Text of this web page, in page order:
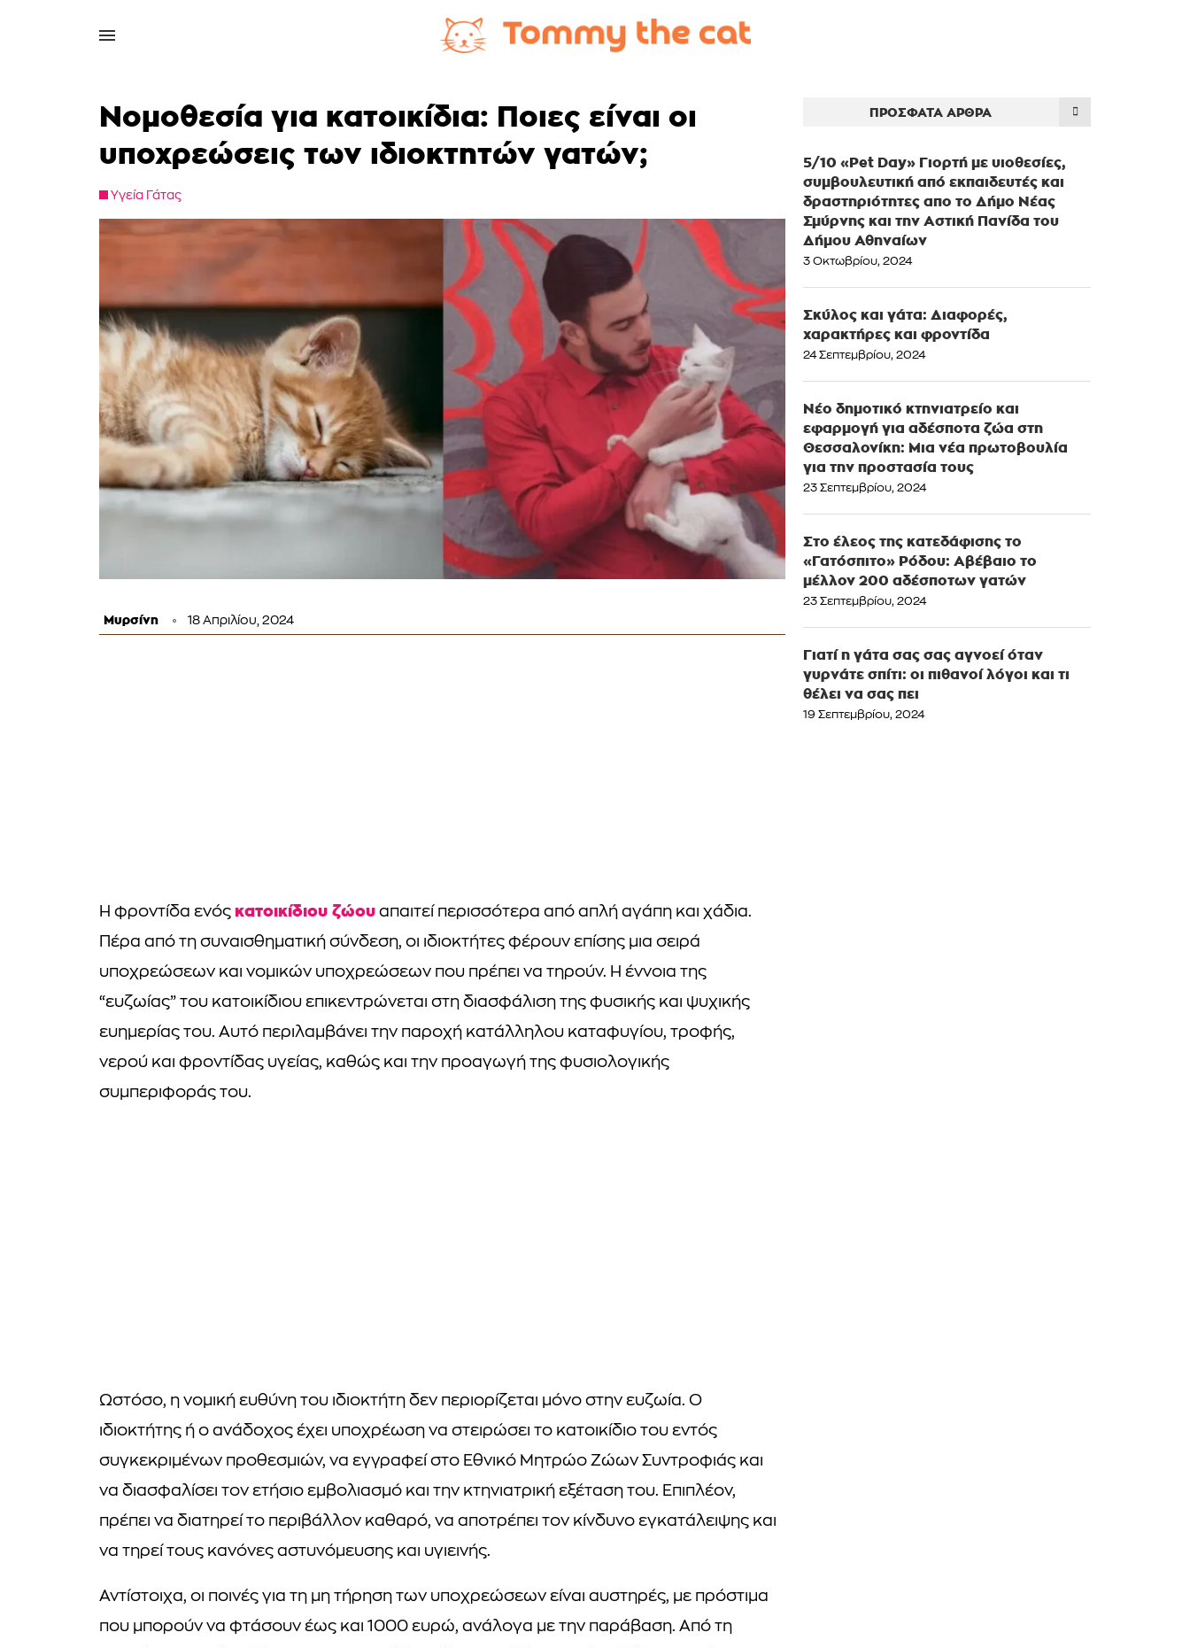
Νομοθεσία για κατοικίδια: Ποιες είναι οι
υποχρεώσεις των ιδιοκτητών γατών;
Υγεία Γάτας
Μυρσίνη 18 Απριλίου, 2024
Η φροντίδα ενός κατοικίδιου ζώου απαιτεί περισσότερα από απλή αγάπη και χάδια.
Πέρα από τη συναισθηματική σύνδεση, οι ιδιοκτήτες φέρουν επίσης μια σειρά
υποχρεώσεων και νομικών υποχρεώσεων που πρέπει να τηρούν. Η έννοια της
“ευζωίας” του κατοικίδιου επικεντρώνεται στη διασφάλιση της φυσικής και ψυχικής
ευημερίας του. Αυτό περιλαμβάνει την παροχή κατάλληλου καταφυγίου, τροφής,
νερού και φροντίδας υγείας, καθώς και την προαγωγή της φυσιολογικής
συμπεριφοράς του.
Ωστόσο, η νομική ευθύνη του ιδιοκτήτη δεν περιορίζεται μόνο στην ευζωία. Ο
ιδιοκτήτης ή ο ανάδοχος έχει υποχρέωση να στειρώσει το κατοικίδιο του εντός
συγκεκριμένων προθεσμιών, να εγγραφεί στο Εθνικό Μητρώο Ζώων Συντροφιάς και
να διασφαλίσει τον ετήσιο εμβολιασμό και την κτηνιατρική εξέταση του. Επιπλέον,
πρέπει να διατηρεί το περιβάλλον καθαρό, να αποτρέπει τον κίνδυνο εγκατάλειψης και
να τηρεί τους κανόνες αστυνόμευσης και υγιεινής.
Αντίστοιχα, οι ποινές για τη μη τήρηση των υποχρεώσεων είναι αυστηρές, με πρόστιμα
που μπορούν να φτάσουν έως και 1000 ευρώ, ανάλογα με την παράβαση. Από τη
ΠΡΌΣΦΑΤΑ ΆΡΘΡΑ
5/10 «Pet Day» Γιορτή με υιοθεσίες,
συμβουλευτική από εκπαιδευτές και
δραστηριότητες απο το Δήμο Νέας
Σμύρνης και την Αστική Πανίδα του
Δήμου Αθηναίων
3 Οκτωβρίου, 2024
Σκύλος και γάτα: Διαφορές,
χαρακτήρες και φροντίδα
24 Σεπτεμβρίου, 2024
Νέο δημοτικό κτηνιατρείο και
εφαρμογή για αδέσποτα ζώα στη
Θεσσαλονίκη: Μια νέα πρωτοβουλία
για την προστασία τους
23 Σεπτεμβρίου, 2024
Στο έλεος της κατεδάφισης το
«Γατόσπιτο» Ρόδου: Αβέβαιο το
μέλλον 200 αδέσποτων γατών
23 Σεπτεμβρίου, 2024
Γιατί η γάτα σας σας αγνοεί όταν
γυρνάτε σπίτι: οι πιθανοί λόγοι και τι
θέλει να σας πει
19 Σεπτεμβρίου, 2024